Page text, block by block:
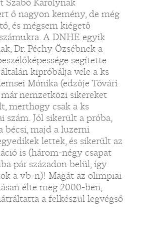
ő nagyon kemény, de még
és mégsem kiégető
A DNHE egyik
Dr. Péchy Özsébnek a
segítette
kipróbálja vele a ks
Mónika (edzője Tóvári
nemzetközi sikereket
merthogy csak a ks
szám. Jól sikerült a próba,
bécsi, majd a luzerni
lettek, és sikerült az
is (három-négy csapat
pár századon belül, így
a vb-n)! Magát az olimpiai
élte meg 2000-ben,
a felkészül legvégső